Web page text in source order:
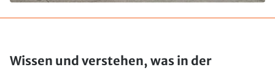
Wissen und verstehen, was in der